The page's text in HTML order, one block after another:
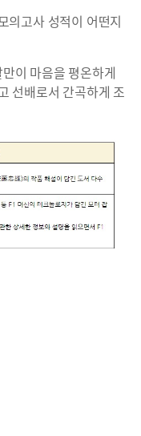
의고사 성적이 어떤지
이 마음을 평온하게
선배로서 간곡하게 조